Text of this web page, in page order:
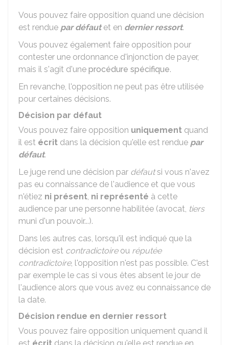
Vous pouvez faire opposition quand une décision
est rendue par défautet en dernier ressort.
Vous pouvez également faire opposition pour
contester une ordonnance d'injonction de payer,
mais il s'agit d'une procédure spécifique.
En revanche, l'opposition ne peut pas être utilisée
pour certaines décisions.
Décision par défaut
Vous pouvez faire opposition uniquement quand
il est écrit dans la décision qu'elle est rendue par
défaut.
Le juge rend une décision par défautsi vous n'avez
pas eu connaissance de l'audience et que vous
n'étiez ni présent, ni représenté à cette
audience par une personne habilitée (avocat, tiers
muni d'un pouvoir...).
Dans les autres cas, lorsqu'il est indiqué que la
décision est contradictoireou réputée
contradictoire, l'opposition n'est pas possible. C'est
par exemple le cas si vous êtes absent le jour de
l'audience alors que vous avez eu connaissance de
la date.
Décision rendue en dernier ressort
Vous pouvez faire opposition uniquement quand il